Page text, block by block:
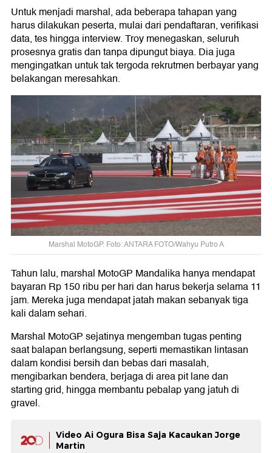
Untuk menjadi marshal, ada beberapa tahapan yang
harus dilakukan peserta, mulai dari pendaftaran, verifikasi
data, tes hingga interview. Troy menegaskan, seluruh
prosesnya gratis dan tanpa dipungut biaya. Dia juga
mengingatkan untuk tak tergoda rekrutmen berbayar yang
belakangan meresahkan.
Marshal MotoGP. Foto: ANTARA FOTO/Wahyu Putro A
Tahun lalu, marshal MotoGP Mandalika hanya mendapat
bayaran Rp 150 ribu per hari dan harus bekerja selama 11
jam. Mereka juga mendapat jatah makan sebanyak tiga
kali dalam sehari.
Marshal MotoGP sejatinya mengemban tugas penting
saat balapan berlangsung, seperti memastikan lintasan
dalam kondisi bersih dan bebas dari masalah,
mengibarkan bendera, berjaga di area pit lane dan
starting grid, hingga membantu pebalap yang jatuh di
gravel.
Video Ai Ogura Bisa Saja Kacaukan Jorge
Martin